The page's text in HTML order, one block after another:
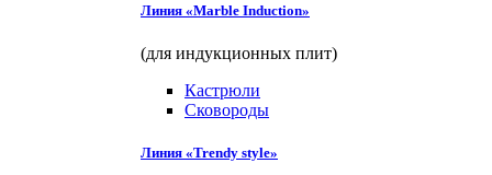
Линия «Marble Induction»
(для индукционных плит)
Кастрюли
Сковороды
Линия «Trendy style»